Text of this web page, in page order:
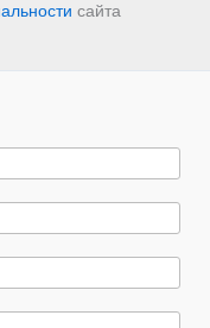
сайта